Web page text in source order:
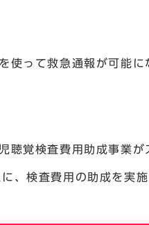
使って救急通報が可能
聴覚検査費用助成事業が
、検査費用の助成を実施